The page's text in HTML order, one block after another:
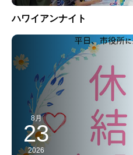
ハワイアンナイト
8月
23
2026